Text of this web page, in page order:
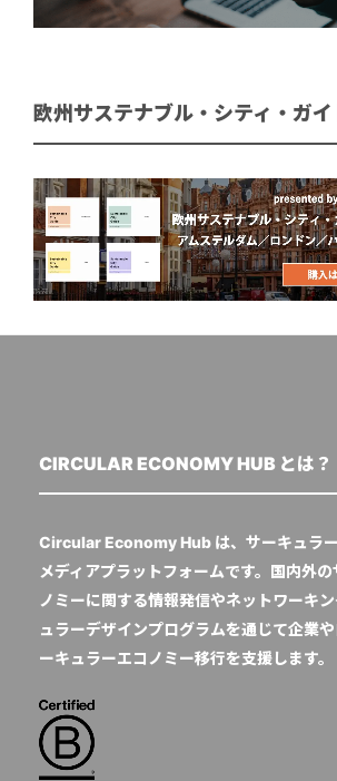
欧州サステナブル・シティ・ガイ
CIRCULAR ECONOMY HUB とは？
Circular Economy Hub は、サーキュラ
メディアプラットフォームです。国内外
ノミーに関する情報発信やネットワーキ
ュラーデザインプログラムを通じて企業
ーキュラーエコノミー移行を支援します。